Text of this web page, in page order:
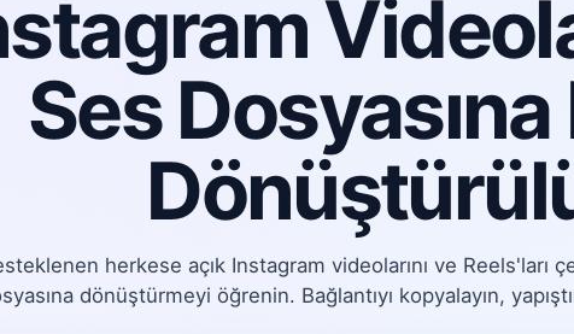
Ses Dosyasına
herkese açık Instagram videolarını ve Reels'ları
dönüştürmeyi öğrenin. Bağlantıyı kopyalayın,